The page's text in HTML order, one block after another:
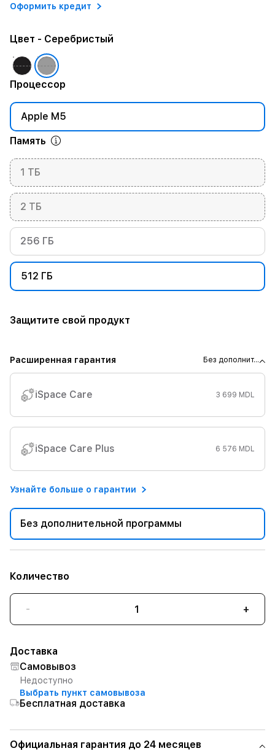
Оформить кредит
Цвет - Серебристый
Процессор
Apple M5
Память
1 ТБ
2 ТБ
256 ГБ
512 ГБ
Защитите свой продукт
Расширенная гарантия Без дополнит...
iSpace Care 3 699 MDL
iSpace Care Plus 6 576 MDL
Узнайте больше о гарантии
Без дополнительной программы
Количество
- +
Доставка
Самовывоз
Недоступно
Выбрать пункт самовывоза
Бесплатная доставка
Официальная гарантия до 24 месяцев